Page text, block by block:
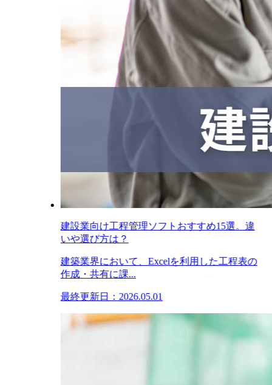
建設業向け工程管理ソフトおすすめ15選。違
いや選び方は？
建築業界において、Excelを利用した工程表の
作成・共有に課...
最終更新日：2026.05.01